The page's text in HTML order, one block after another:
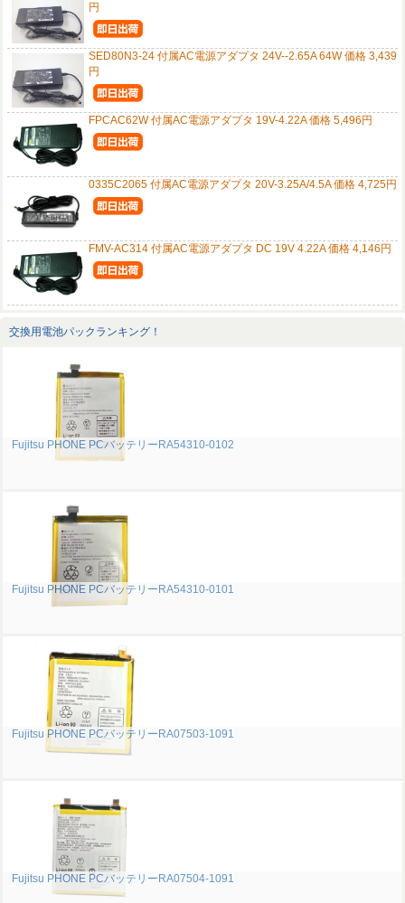
円
SED80N3-24 付属AC電源アダプタ 24V--2.65A 64W 価格 3,439
円
FPCAC62W 付属AC電源アダプタ 19V-4.22A 価格 5,496円
0335C2065 付属AC電源アダプタ 20V-3.25A/4.5A 価格 4,725円
FMV-AC314 付属AC電源アダプタ DC 19V 4.22A 価格 4,146円
交換用電池パックランキング！
Fujitsu PHONE PCバッテリーRA54310-0102
Fujitsu PHONE PCバッテリーRA54310-0101
Fujitsu PHONE PCバッテリーRA07503-1091
Fujitsu PHONE PCバッテリーRA07504-1091